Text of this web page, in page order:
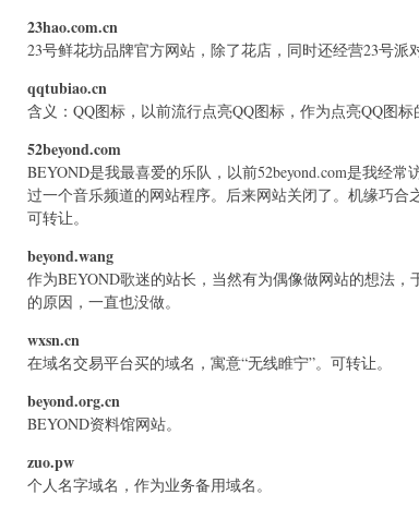
23hao.com.cn
23号鲜花坊品牌官方网站，除了花店，同时还经营23号派
qqtubiao.cn
含义：QQ图标，以前流行点亮QQ图标，作为点亮QQ图标
52beyond.com
BEYOND是我最喜爱的乐队，以前52beyond.com是我经常
过一个音乐频道的网站程序。后来网站关闭了。机缘巧合
可转让。
beyond.wang
作为BEYOND歌迷的站长，当然有为偶像做网站的想法
的原因，一直也没做。
wxsn.cn
在域名交易平台买的域名，寓意“无线睢宁”。可转让。
beyond.org.cn
BEYOND资料馆网站。
zuo.pw
个人名字域名，作为业务备用域名。